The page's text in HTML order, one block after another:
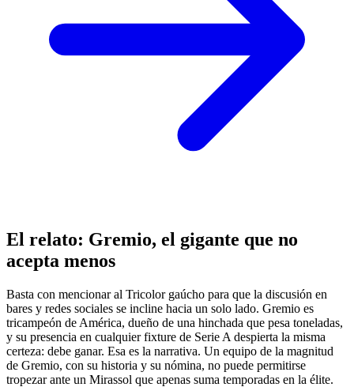
El relato: Gremio, el gigante que no
acepta menos
Basta con mencionar al Tricolor gaúcho para que la discusión en
bares y redes sociales se incline hacia un solo lado. Gremio es
tricampeón de América, dueño de una hinchada que pesa toneladas,
y su presencia en cualquier fixture de Serie A despierta la misma
certeza: debe ganar. Esa es la narrativa. Un equipo de la magnitud
de Gremio, con su historia y su nómina, no puede permitirse
tropezar ante un Mirassol que apenas suma temporadas en la élite.